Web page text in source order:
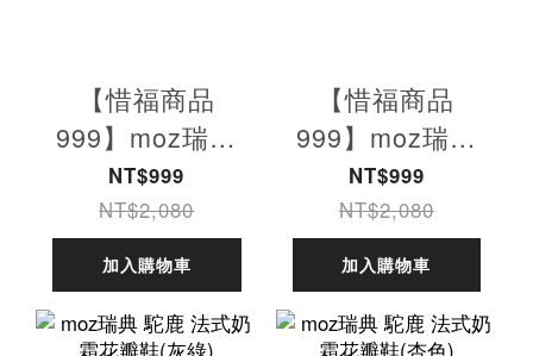
【惜福商品
999】moz瑞典
駝鹿 小香風休閒
鞋(藍)
NT$999
NT$2,080
加入購物車
【惜福商品
999】moz瑞典
駝鹿 小香風休閒
鞋 (白)
NT$999
NT$2,080
加入購物車